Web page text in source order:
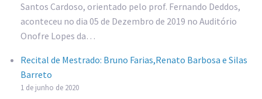
Santos Cardoso, orientado pelo prof. Fernando Deddos,
aconteceu no dia 05 de Dezembro de 2019 no Auditório
Onofre Lopes da…
Recital de Mestrado: Bruno Farias,Renato Barbosa e Silas
Barreto
1 de junho de 2020